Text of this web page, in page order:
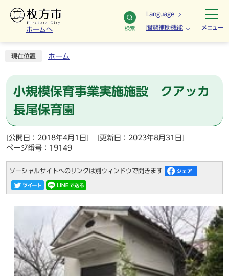
ホームへ 検索
Language
閲覧補助機能 メニュー
現在位置 ホーム
小規模保育事業実施施設 クアッカ
長尾保育園
[公開日：2018年4月1日]
[更新日：2023年8月31日]
ページ番号：19149
ソーシャルサイトへのリンクは別ウィンドウで開きます